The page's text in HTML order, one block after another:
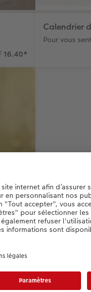
16.40*
Calendrier
Pour vous